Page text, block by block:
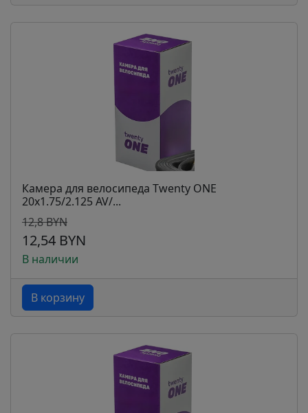
Камера для велосипеда Twenty ONE
20х1.75/2.125 AV/...
12,8 BYN
12,54 BYN
В наличии
В корзину